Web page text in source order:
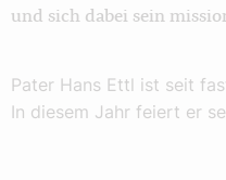
und sich dabei sein
Pater Hans Ettl ist seit
In diesem Jahr feiert er